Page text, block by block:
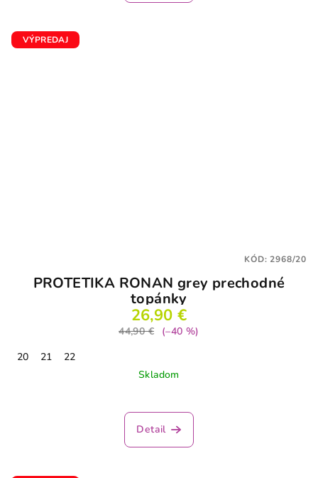
VÝPREDAJ
PROTETIKA RONAN grey prechodné
topánky
26,90 €
44,90 €
(–40 %)
20
21
22
Skladom
Detail
KÓD:2968/20